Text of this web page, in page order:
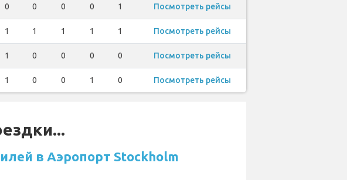
0 0 0 0 1 Посмотреть рейсы
1 1 1 1 1 Посмотреть рейсы
1 0 0 0 0 Посмотреть рейсы
1 0 0 1 0 Посмотреть рейсы
в Аэропорт Stockholm